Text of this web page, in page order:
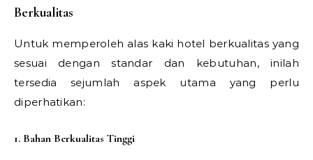
Berkualitas
Untuk memperoleh alas kaki hotel berkualitas yang
sesuai dengan standar dan kebutuhan, inilah
tersedia sejumlah aspek utama yang perlu
diperhatikan:
1. Bahan Berkualitas Tinggi